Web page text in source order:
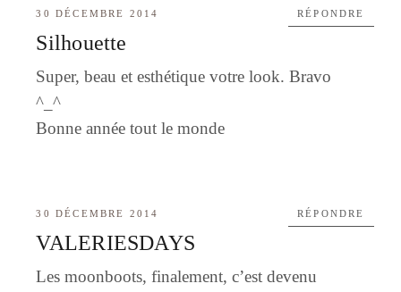
30 DÉCEMBRE 2014
Silhouette
Super, beau et esthétique votre look. Bravo
^_^
Bonne année tout le monde
RÉPONDRE
30 DÉCEMBRE 2014
VALERIESDAYS
Les moonboots, finalement, c’est devenu
RÉPONDRE